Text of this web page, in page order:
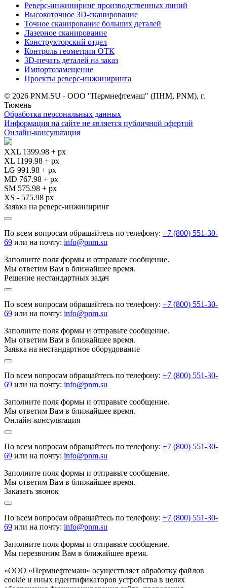
Реверс-инжиниринг производственных линий
Высокоточное 3D-сканирование
Точное сканирование больших деталей
Лазерное сканирование
Конструкторский отдел
Контроль геометрии ОТК
3D-печать деталей на заказ
Импортозамещение
Проекты реверс-инжиниринга
© 2026 PNM.SU - ООО "Пермнефтемаш" (ПНМ, PNM), г.
Тюмень
Обработка персональных данных
Информация на сайте не является публичной офертой
Онлайн-консультация
XXL 1399.98 + px
XL 1199.98 + px
LG 991.98 + px
MD 767.98 + px
SM 575.98 + px
XS - 575.98 px
Заявка на реверс-инжиниринг
По всем вопросам обращайтесь по телефону: +7 (800) 551-30-
69 или на почту: info@pnm.su
Заполните поля формы и отправьте сообщение.
Мы ответим Вам в ближайшее время.
Решение нестандартных задач
По всем вопросам обращайтесь по телефону: +7 (800) 551-30-
69 или на почту: info@pnm.su
Заполните поля формы и отправьте сообщение.
Мы ответим Вам в ближайшее время.
Заявка на нестандартное оборудование
По всем вопросам обращайтесь по телефону: +7 (800) 551-30-
69 или на почту: info@pnm.su
Заполните поля формы и отправьте сообщение.
Мы ответим Вам в ближайшее время.
Онлайн-консультация
По всем вопросам обращайтесь по телефону: +7 (800) 551-30-
69 или на почту: info@pnm.su
Заполните поля формы и отправьте сообщение.
Мы ответим Вам в ближайшее время.
Заказать звонок
По всем вопросам обращайтесь по телефону: +7 (800) 551-30-
69 или на почту: info@pnm.su
Заполните поля формы и отправьте сообщение.
Мы перезвоним Вам в ближайшее время.
«ООО «Пермнефтемаш» осуществляет обработку файлов
cookie и иных идентификаторов устройства в целях